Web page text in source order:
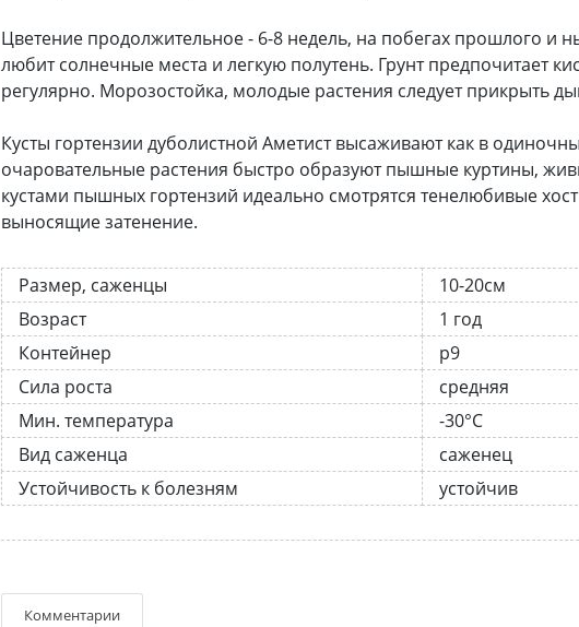
Цветение продолжительное - 6-8 недель, на побегах прошлого и
любит солнечные места и легкую полутень. Грунт предпочитает
регулярно. Морозостойка, молодые растения следует прикрыть
Кусты гортензии дуболистной Аметист высаживают как в
очаровательные растения быстро образуют пышные куртины,
кустами пышных гортензий идеально смотрятся тенелюбивые
выносящие затенение.
Размер, саженцы
10-20см
Возраст
1 год
Контейнер
р9
Сила роста
средняя
Мин. температура
-30°C
Вид саженца
саженец
Устойчивость к болезням
устойчив
Комментарии